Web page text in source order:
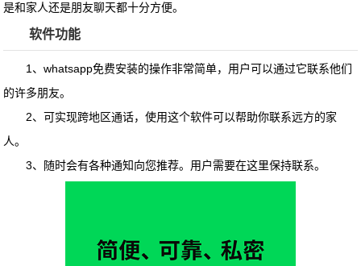
是和家人还是朋友聊天都十分方便。
软件功能
1、whatsapp免费安装的操作非常简单，用户可以通过它联系他们
的许多朋友。
2、可实现跨地区通话，使用这个软件可以帮助你联系远方的家
人。
3、随时会有各种通知向您推荐。用户需要在这里保持联系。